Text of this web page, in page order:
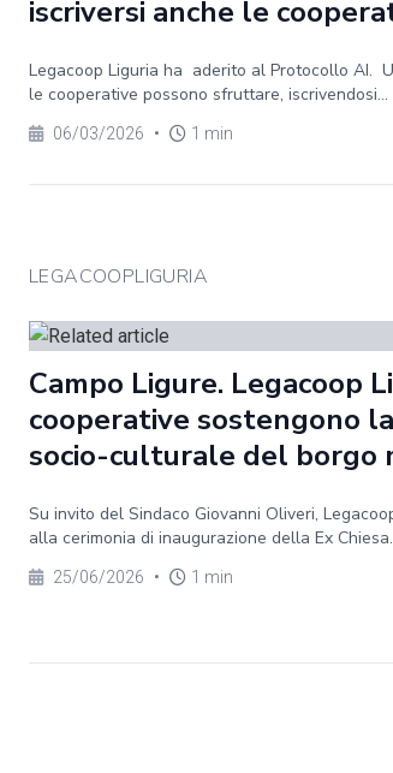
iscriversi anche le
Legacoop Liguria ha aderito al Protocollo AI.
le cooperative possono sfruttare, iscrivendosi...
06/03/2026 • 1 min
LEGACOOPLIGURIA
Campo Ligure. Legacoop
cooperative sostengono
socio-culturale del borgo
Su invito del Sindaco Giovanni Oliveri,
alla cerimonia di inaugurazione della Ex
25/06/2026 • 1 min